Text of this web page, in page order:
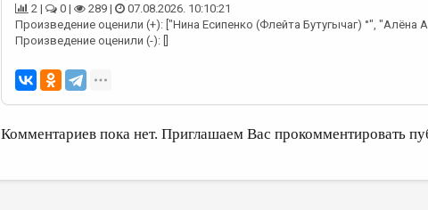
2 |
0 | 289 |
07.08.2026. 10:10:21
Произведение оценили (+): ["Нина Есипенко (Флейта Бутугычаг) °", "Алёна
Произведение оценили (-): []
Комментариев пока нет. Приглашаем Вас прокомментировать